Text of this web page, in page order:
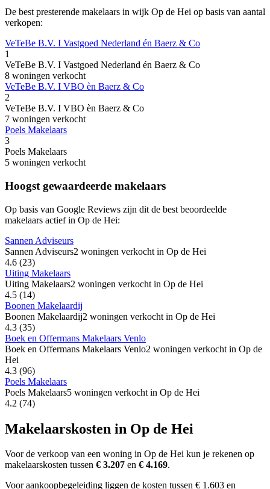
De best presterende makelaars in wijk Op de Hei op basis van aantal
verkopen:
VeTeBe B.V. I Vastgoed Nederland én Baerz & Co
1
VeTeBe B.V. I Vastgoed Nederland én Baerz & Co
8 woningen verkocht
VeTeBe B.V. I VBO èn Baerz & Co
2
VeTeBe B.V. I VBO èn Baerz & Co
7 woningen verkocht
Poels Makelaars
3
Poels Makelaars
5 woningen verkocht
Hoogst gewaardeerde makelaars
Op basis van Google Reviews zijn dit de best beoordeelde
makelaars actief in Op de Hei:
Sannen Adviseurs
Sannen Adviseurs2 woningen verkocht in Op de Hei
4.6 (23)
Uiting Makelaars
Uiting Makelaars2 woningen verkocht in Op de Hei
4.5 (14)
Boonen Makelaardij
Boonen Makelaardij2 woningen verkocht in Op de Hei
4.3 (35)
Boek en Offermans Makelaars Venlo
Boek en Offermans Makelaars Venlo2 woningen verkocht in Op de
Hei
4.3 (96)
Poels Makelaars
Poels Makelaars5 woningen verkocht in Op de Hei
4.2 (74)
Makelaarskosten in Op de Hei
Voor de verkoop van een woning in Op de Hei kun je rekenen op
makelaarskosten tussen € 3.207 en € 4.169.
Voor aankoopbegeleiding liggen de kosten tussen € 1.603 en